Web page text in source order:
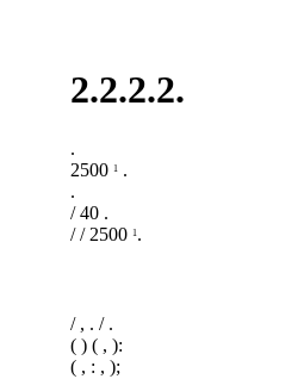
2.2.2.2.
.
2500 1
.
.
/ 40 .
/ / 2500 1 .
/ , . / .
( ) ( , ):
( , : , );